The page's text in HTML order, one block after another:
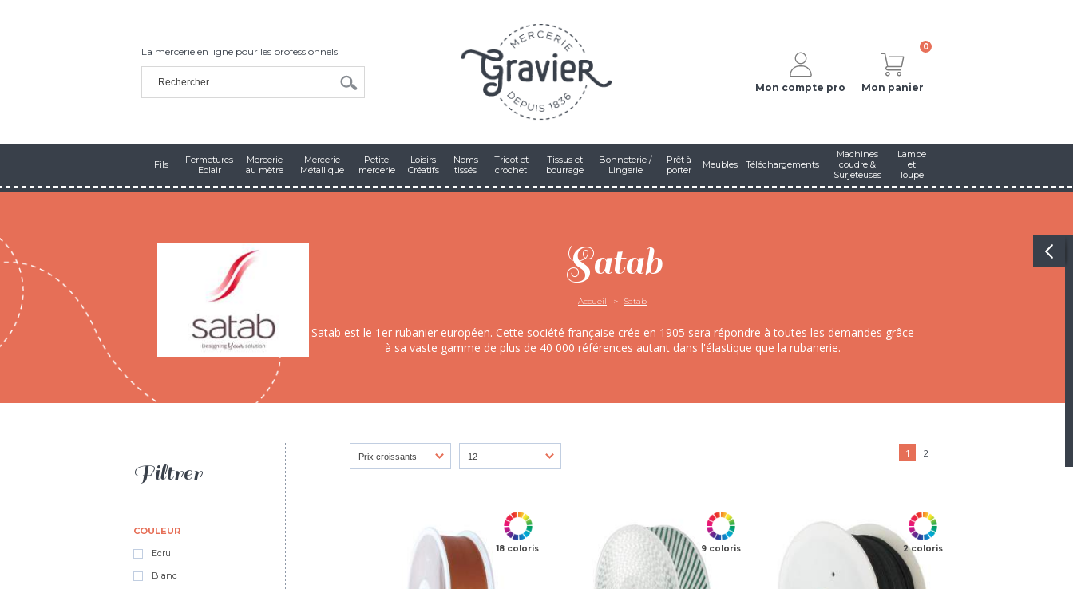
La mercerie en ligne pour les professionnels
Mon compte pro
0
Mon panier
Fils
Fermetures
Eclair
Mercerie
au mètre
Mercerie
Métallique
Petite
mercerie
Loisirs
Créatifs
Noms
tissés
Tricot et
crochet
Tissus et
bourrage
Bonneterie /
Lingerie
Prêt à
porter
Meubles Téléchargements
Machines
coudre &
Surjeteuses
Lampe
et
loupe
Satab
Accueil Satab
Satab est le 1er rubanier européen. Cette société française crée en 1905 sera répondre à toutes les demandes grâce
à sa vaste gamme de plus de 40 000 références autant dans l'élastique que la rubanerie.
Filtrer
COULEUR
Ecru
Blanc
1 2
18 coloris 9 coloris 2 coloris